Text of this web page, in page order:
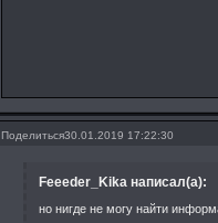
Поделиться30.01.2019 17:22:30
Feeeder_Kika написал(а):
но нигде не могу найти